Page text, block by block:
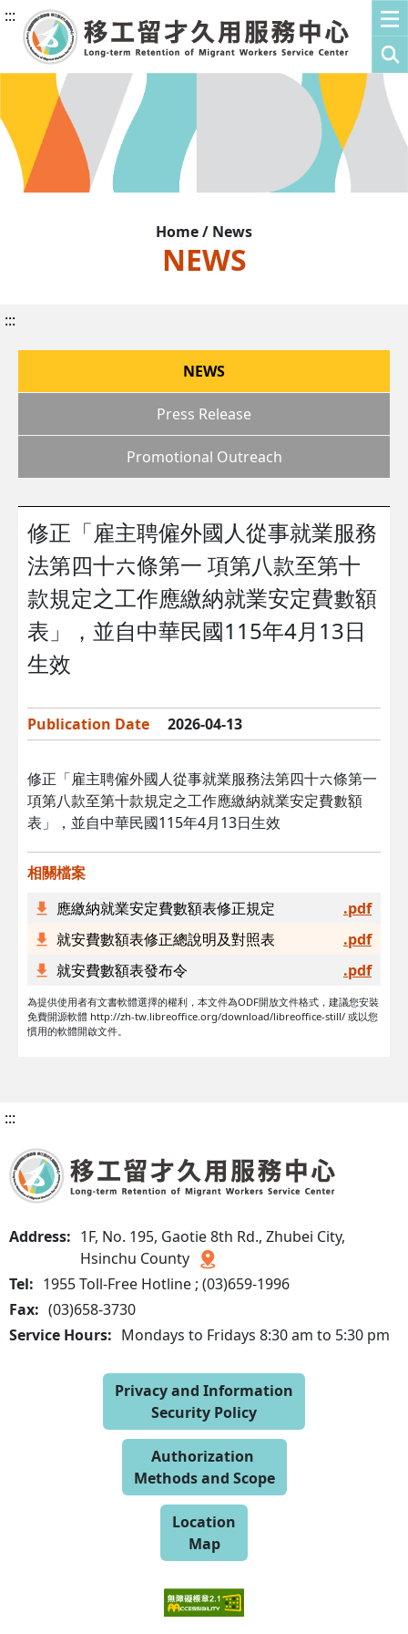
:::
Home / News
NEWS
:::
NEWS
Press Release
Promotional Outreach
修正「雇主聘僱外國人從事就業服務
法第四十六條第一 項第八款至第十
款規定之工作應繳納就業安定費數額
表」，並自中華民國115年4月13日
生效
Publication Date 2026-04-13
修正「雇主聘僱外國人從事就業服務法第四十六條第一
項第八款至第十款規定之工作應繳納就業安定費數額
表」，並自中華民國115年4月13日生效
相關檔案
應繳納就業安定費數額表修正規定
.pdf
就安費數額表修正總說明及對照表
.pdf
就安費數額表發布令
.pdf
為提供使用者有文書軟體選擇的權利，本文件為ODF開放文件格式，建議您安裝
免費開源軟體 http://zh-tw.libreoffice.org/download/libreoffice-still/ 或以您
慣用的軟體開啟文件。
:::
Address: 1F, No. 195, Gaotie 8th Rd., Zhubei City,
Hsinchu County
Tel: 1955 Toll-Free Hotline ; (03)659-1996
Fax: (03)658-3730
Service Hours: Mondays to Fridays 8:30 am to 5:30 pm
Privacy and Information
Security Policy
Authorization
Methods and Scope
Location
Map